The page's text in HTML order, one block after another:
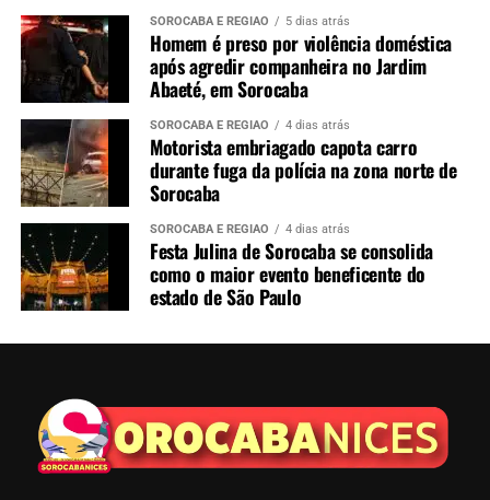
SOROCABA E REGIÃO 5 dias atrás
Homem é preso por violência doméstica
após agredir companheira no Jardim
Abaeté, em Sorocaba
SOROCABA E REGIÃO 4 dias atrás
Motorista embriagado capota carro
durante fuga da polícia na zona norte de
Sorocaba
SOROCABA E REGIÃO 4 dias atrás
Festa Julina de Sorocaba se consolida
como o maior evento beneficente do
estado de São Paulo